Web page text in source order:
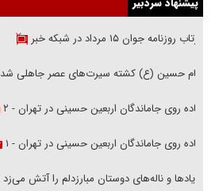
بازتاب روزنامه جوان ۱۵ مرداد در شبکه خبر
امام حسین (ع) کشته سیرت‌های عصر جاهلی شد
پیاده روی جاماندگان اربعین حسینی در تهران - ۲
پیاده روی جاماندگان اربعین حسینی در تهران - ۱
فریاد‌ها و ناله‌های دوستان مبارزدلم را آتش می‌زد